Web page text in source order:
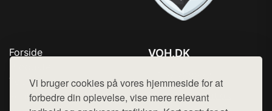
Vi bruger cookies på vores hjemmeside for at
forbedre din oplevelse, vise mere relevant
Forside
Top Rabatter
Kontakt
VOH.DK
Mail: hej@want.dk